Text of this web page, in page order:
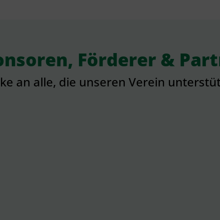
Förderer &
an alle, die unseren Verein